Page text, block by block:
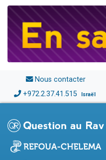
Nous contacter
+972.2.37.41.515 Israël